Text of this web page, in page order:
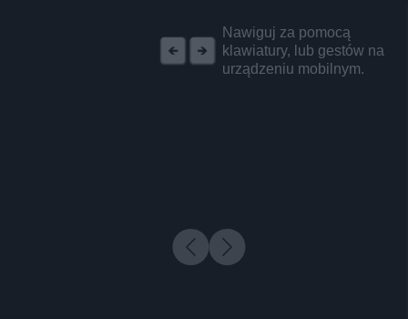
Nawiguj za pomocą
klawiatury, lub gestów na
urządzeniu mobilnym.